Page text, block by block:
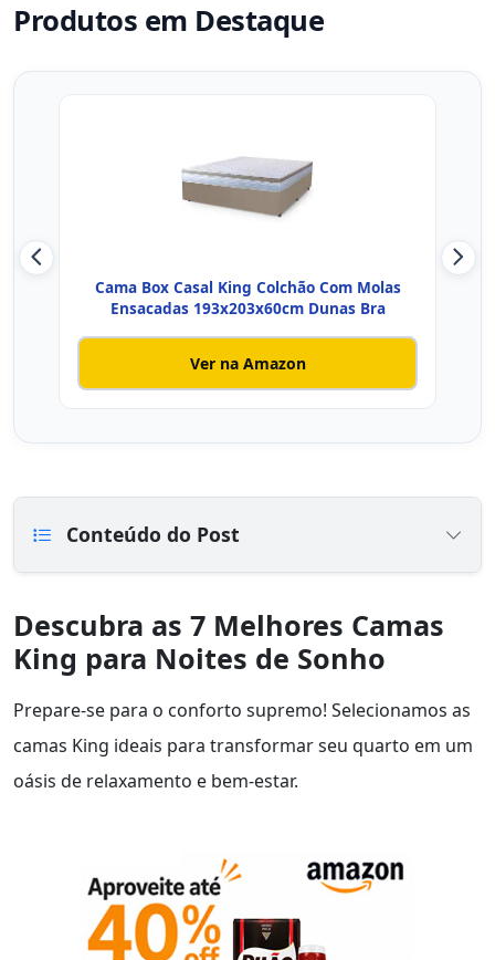
Produtos em Destaque
Cama Box Casal King Colchão Com Molas
Ensacadas 193x203x60cm Dunas Bra
Ver na Amazon
Conteúdo do Post
Descubra as 7 Melhores Camas
King para Noites de Sonho
Prepare-se para o conforto supremo! Selecionamos as
camas King ideais para transformar seu quarto em um
oásis de relaxamento e bem-estar.